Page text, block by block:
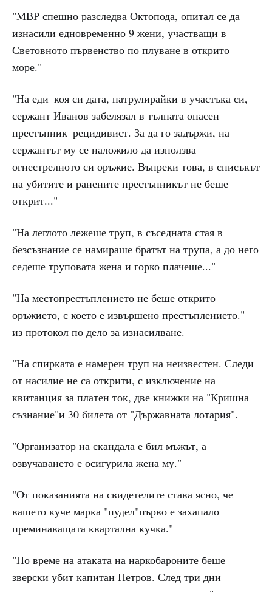
"МВР спешно разследва Октопода, опитал се да
изнасили едновременно 9 жени, участващи в
Световното първенство по плуване в открито
море."
"На еди–коя си дата, патрулирайки в участъка си,
сержант Иванов забелязал в тълпата опасен
престъпник–рецидивист. За да го задържи, на
сержантът му се наложило да използва
огнестрелното си оръжие. Въпреки това, в списъкът
на убитите и ранените престъпникът не беше
открит..."
"На леглото лежеше труп, в съседната стая в
безсъзнание се намираше братът на трупа, а до него
седеше труповата жена и горко плачеше..."
"На местопрестъплението не беше открито
оръжието, с което е извършено престъплението."–
из протокол по дело за изнасилване.
"На спирката е намерен труп на неизвестен. Следи
от насилие не са открити, с изключение на
квитанция за платен ток, две книжки на "Кришна
съзнание"и 30 билета от "Държавната лотария".
"Организатор на скандала е бил мъжът, а
озвучаването е осигурила жена му."
"От показанията на свидетелите става ясно, че
вашето куче марка "пудел"първо е захапало
преминаващата квартална кучка."
"По време на атаката на наркобароните беше
зверски убит капитан Петров. След три дни